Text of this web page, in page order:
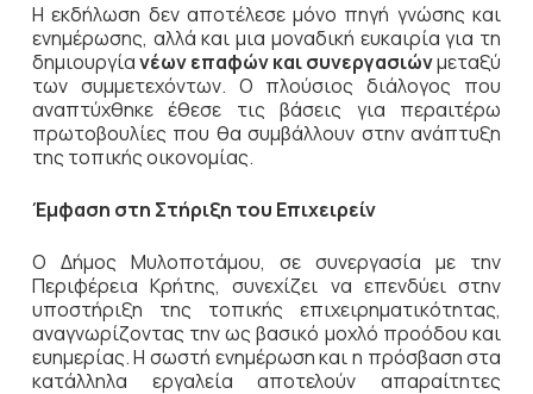
Η εκδήλωση δεν αποτέλεσε μόνο πηγή γνώσης και
ενημέρωσης, αλλά και μια μοναδική ευκαιρία για τη
δημιουργίανέων επαφών και συνεργασιώνμεταξύ
των συμμετεχόντων. Ο πλούσιος διάλογος που
αναπτύχθηκε έθεσε τις βάσεις για περαιτέρω
πρωτοβουλίες που θα συμβάλλουν στην ανάπτυξη
της τοπικής οικονομίας.
Έμφαση στη Στήριξη του Επιχειρείν
Ο Δήμος Μυλοποτάμου, σε συνεργασία με την
Περιφέρεια Κρήτης, συνεχίζει να επενδύει στην
υποστήριξη της τοπικής επιχειρηματικότητας,
αναγνωρίζοντας την ως βασικό μοχλό προόδου και
ευημερίας. Η σωστή ενημέρωση και η πρόσβαση στα
κατάλληλα εργαλεία αποτελούν απαραίτητες